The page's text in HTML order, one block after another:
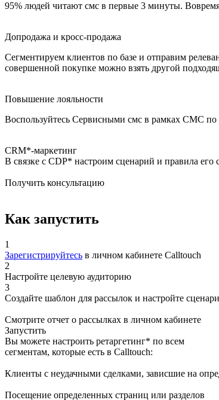
95% людей читают смс в первые 3 минуты.
Допродажа и кросс-продажа
Сегментируем клиентов по базе и отправим
совершенной покупке можно взять другой
Повышение лояльности
Воспользуйтесь Сервисными смс в рамках СМС по
CRM*-маркетинг
В связке с CDP* настроим сценарий и правила
Получить консультацию
Как запустить
1
Зарегистрируйтесь в личном кабинете Calltouch
2
Настройте целевую аудиторию
3
Создайте шаблон для рассылок и настройте
Смотрите отчет о рассылках в личном кабинете
Запустить
Вы можете настроить ретаргетинг* по всем
сегментам, которые есть в Calltouch:
Клиенты с неудачными сделками, зависшие на
Посещение определенных страниц или разделов